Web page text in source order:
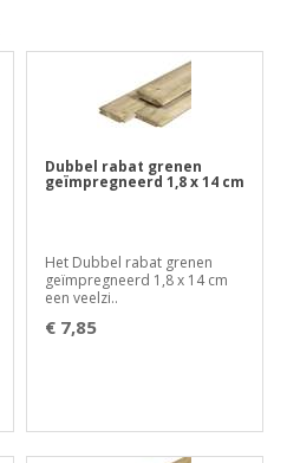
Dubbel rabat grenen
geïmpregneerd 1,8 x 14 cm
Het Dubbel rabat grenen
geïmpregneerd 1,8 x 14 cm
een veelzi..
€ 7,85